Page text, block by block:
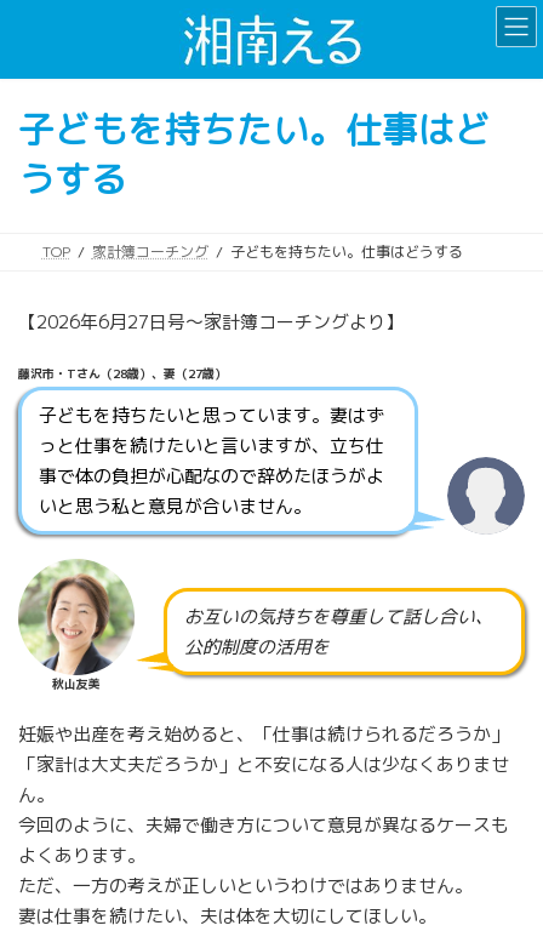
子どもを持ちたい。仕事はど
うする
TOP 家計簿コーチング 子どもを持ちたい。仕事はどうする
【2026年6月27日号～家計簿コーチングより】
藤沢市・Tさん（28歳）、妻（27歳）
子どもを持ちたいと思っています。妻はず
っと仕事を続けたいと言いますが、立ち仕
事で体の負担が心配なので辞めたほうがよ
いと思う私と意見が合いません。
秋山友美
お互いの気持ちを尊重して話し合い、
公的制度の活用を
妊娠や出産を考え始めると、「仕事は続けられるだろうか」
「家計は大丈夫だろうか」と不安になる人は少なくありませ
ん。
今回のように、夫婦で働き方について意見が異なるケースも
よくあります。
ただ、一方の考えが正しいというわけではありません。
妻は仕事を続けたい、夫は体を大切にしてほしい。